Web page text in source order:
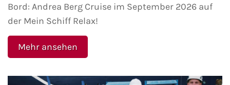
Bord: Andrea Berg Cruise im September 2026 auf
der Mein Schiff Relax!
Mehr ansehen